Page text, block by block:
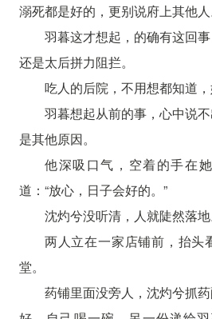
溺死都是好的，更别说府上其他人
羽暮这才想起，的确有这回
还是太后拼力阻拦。
吃人的后院，不用想都知道，
羽暮想起从前的事，心中说
是其他原因。
他深吸口气，空着的手在
道：“放心，日子会好的。”
沈灼兮没听清，人就陡然落地
两人立在一家店铺前，抬头
堂。
药铺里面没旁人，沈灼兮抓